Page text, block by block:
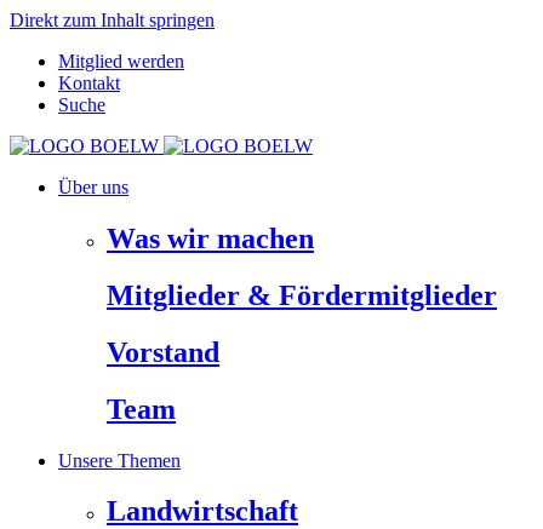
Direkt zum Inhalt springen
Mitglied werden
Kontakt
Suche
Über uns
Was wir machen
Mitglieder & Fördermitglieder
Vorstand
Team
Unsere Themen
Landwirtschaft